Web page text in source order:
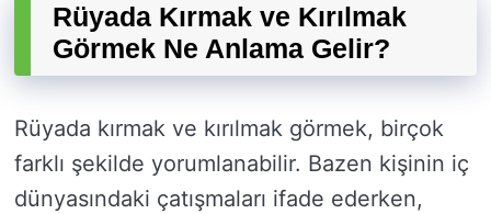
Rüyada Kırmak ve Kırılmak
Görmek Ne Anlama Gelir?
Rüyada kırmak ve kırılmak görmek, birçok
farklı şekilde yorumlanabilir. Bazen kişinin iç
dünyasındaki çatışmaları ifade ederken,